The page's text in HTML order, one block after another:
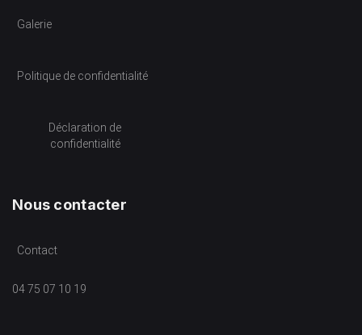
Galerie
Politique de confidentialité
Déclaration de
confidentialité
Nous contacter
Contact
04 75 07 10 19